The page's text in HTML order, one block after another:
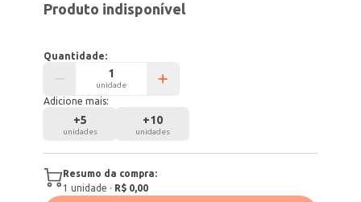
Produto indisponível
Quantidade:
unidade
Adicione mais:
+5
unidades
+10
unidades
Resumo da compra:
1 unidade · R$ 0,00